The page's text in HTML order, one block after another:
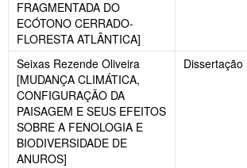
FRAGMENTADA DO
ECÓTONO CERRADO-
FLORESTA ATLÂNTICA]
Seixas Rezende Oliveira
[MUDANÇA CLIMÁTICA,
CONFIGURAÇÃO DA
PAISAGEM E SEUS EFEITOS
SOBRE A FENOLOGIA E
BIODIVERSIDADE DE
ANUROS]
Dissertação